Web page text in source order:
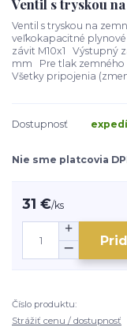
Ventil s tryskou
Ventil s tryskou na
veľkokapacitné
závit M10x1 Výstupný
mm Pre tlak
Všetky pripojenia
Dostupnosť
Nie sme platcovia
31 €/ks
Číslo produktu:
Strážiť cenu / dostupnosť